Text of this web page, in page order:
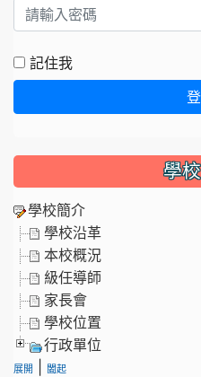
記住我
學
學校簡介
學校沿革
本校概況
級任導師
家長會
學校位置
行政單位
展開 闔起